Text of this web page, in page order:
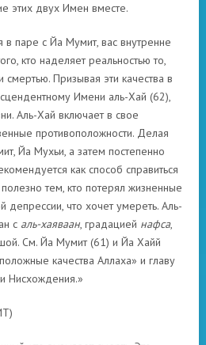
этих двух Имен вместе.
в паре с Йа Мумит, вас внутренне
кто наделяет реальностью то,
Призывая эти качества в
Имени аль-Хай (62),
Аль-Хай включает в свое
противоположности. Делая
Йа Мухьи, а затем постепенно
как способ справиться
тем, кто потерял жизненные
депрессии, что хочет умереть. Аль-
с аль-хаяваан, градацией нафса,
См. Йа Мумит (61) и Йа Хайй
качества Аллаха» и главу
Нисхождения.»